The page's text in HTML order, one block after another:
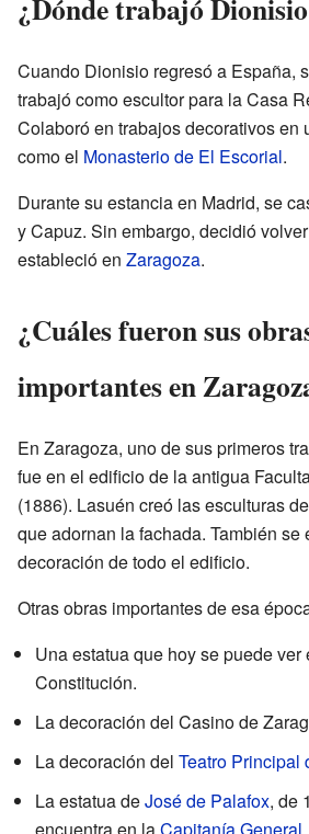
¿Dónde trabajó
Cuando Dionisio regresó a España,
trabajó como escultor para la Casa
Colaboró en trabajos decorativos en
como el Monasterio de El Escorial.
Durante su estancia en Madrid, se
y Capuz. Sin embargo, decidió
estableció en Zaragoza.
¿Cuáles fueron sus
importantes en
En Zaragoza, uno de sus primeros
fue en el edificio de la antigua
(1886). Lasuén creó las esculturas
que adornan la fachada. También se
decoración de todo el edificio.
Otras obras importantes de esa
Una estatua que hoy se puede
Constitución.
La decoración del Casino de
La decoración del Teatro Principal
La estatua deJosé de Palafox, de